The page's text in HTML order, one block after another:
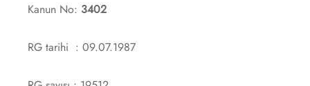
Kanun No: 3402
RG tarihi : 09.07.1987